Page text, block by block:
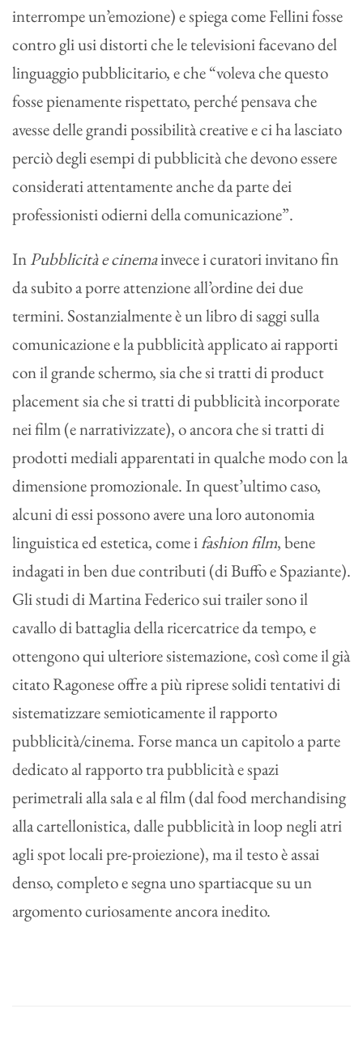
interrompe un’emozione) e spiega come Fellini fosse
contro gli usi distorti che le televisioni facevano del
linguaggio pubblicitario, e che “voleva che questo
fosse pienamente rispettato, perché pensava che
avesse delle grandi possibilità creative e ci ha lasciato
perciò degli esempi di pubblicità che devono essere
considerati attentamente anche da parte dei
professionisti odierni della comunicazione”.
InPubblicità e cinemainvece i curatori invitano fin
da subito a porre attenzione all’ordine dei due
termini. Sostanzialmente è un libro di saggi sulla
comunicazione e la pubblicità applicato ai rapporti
con il grande schermo, sia che si tratti di product
placement sia che si tratti di pubblicità incorporate
nei film (e narrativizzate), o ancora che si tratti di
prodotti mediali apparentati in qualche modo con la
dimensione promozionale. In quest’ultimo caso,
alcuni di essi possono avere una loro autonomia
linguistica ed estetica, come ifashion film, bene
indagati in ben due contributi (di Buffo e Spaziante).
Gli studi di Martina Federico sui trailer sono il
cavallo di battaglia della ricercatrice da tempo, e
ottengono qui ulteriore sistemazione, così come il già
citato Ragonese offre a più riprese solidi tentativi di
sistematizzare semioticamente il rapporto
pubblicità/cinema. Forse manca un capitolo a parte
dedicato al rapporto tra pubblicità e spazi
perimetrali alla sala e al film (dal food merchandising
alla cartellonistica, dalle pubblicità in loop negli atri
agli spot locali pre-proiezione), ma il testo è assai
denso, completo e segna uno spartiacque su un
argomento curiosamente ancora inedito.